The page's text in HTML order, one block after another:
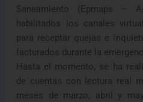
Saneamiento (Epmaps –
habilitados los canales
para receptar quejas e
facturados durante la
Hasta el momento, se ha
de cuentas con lectura real
meses de marzo, abril y